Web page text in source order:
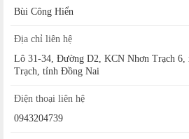
Bùi Công Hiển
Địa chỉ liên hệ
Lô 31-34, Đường D2, KCN Nhơn Trạch 6,
Trạch, tỉnh Đồng Nai
Điện thoại liên hệ
0943204739